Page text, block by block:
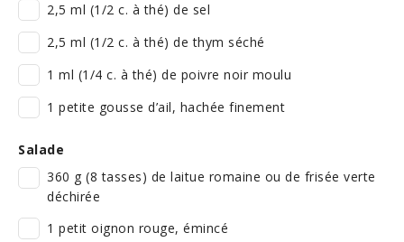
2,5 ml (1/2 c. à thé) de sel
2,5 ml (1/2 c. à thé) de thym séché
1 ml (1/4 c. à thé) de poivre noir moulu
1 petite gousse d’ail, hachée finement
Salade
360 g (8 tasses) de laitue romaine ou de frisée verte
déchirée
1 petit oignon rouge, émincé